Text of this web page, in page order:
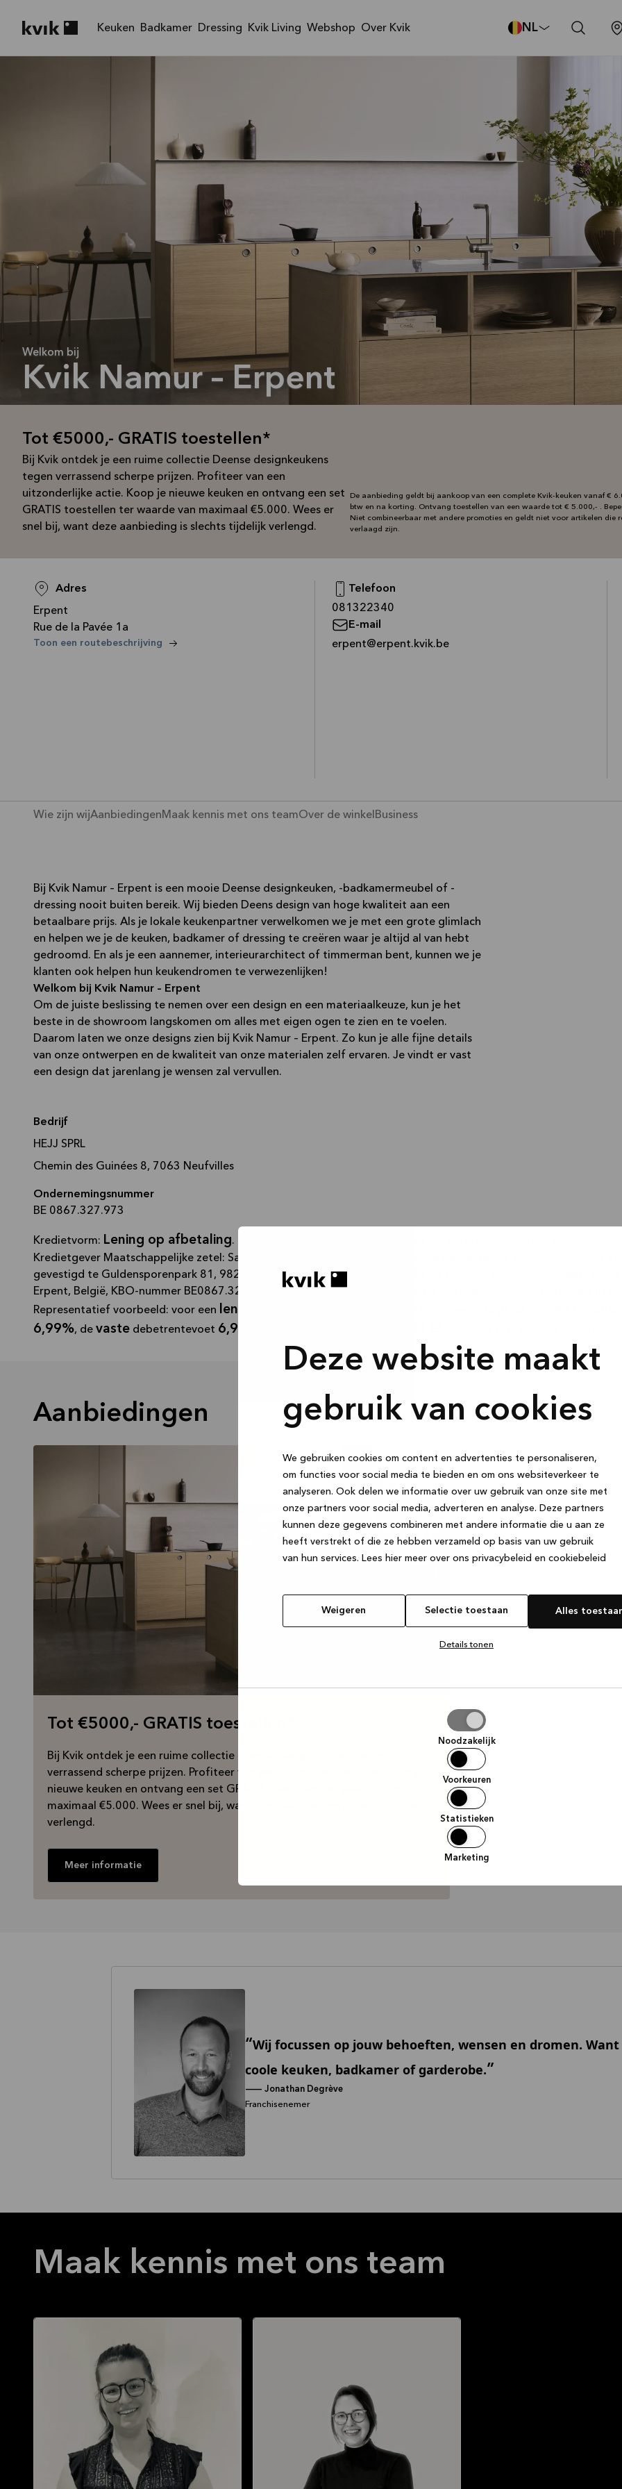
Deze website maakt
gebruik van cookies
We gebruiken cookies om content en advertenties te personaliseren,
om functies voor social media te bieden en om ons websiteverkeer te
analyseren. Ook delen we informatie over uw gebruik van onze site met
onze partners voor social media, adverteren en analyse. Deze partners
kunnen deze gegevens combineren met andere informatie die u aan ze
heeft verstrekt of die ze hebben verzameld op basis van uw gebruik
van hun services. Lees hier meer over ons privacybeleid en cookiebeleid
Weigeren Selectie toestaan Alles
Details tonen
Noodzakelijk
Voorkeuren
Statistieken
Marketing
Keuken Badkamer Dressing Kvik Living Webshop Over Kvik NL
Welkom bij
Kvik Namur – Erpent
Tot €5000,- GRATIS toestellen*
Bij Kvik ontdek je een ruime collectie Deense designkeukens
tegen verrassend scherpe prijzen. Profiteer van een
uitzonderlijke actie. Koop je nieuwe keuken en ontvang een set
GRATIS toestellen ter waarde van maximaal €5.000. Wees er
snel bij, want deze aanbieding is slechts tijdelijk verlengd.
De aanbieding geldt bij aankoop van een complete Kvik-keuken vanaf €
btw en na korting. Ontvang toestellen van een waarde tot € 5.000,- .
Niet combineerbaar met andere promoties en geldt niet voor artikelen die
verlaagd zijn.
Adres
Erpent
Rue de la Pavée 1a
Toon een routebeschrijving
Telefoon
081322340
E-mail
erpent@erpent.kvik.be
Wie zijn wijAanbiedingen Maak kennis met ons teamOver de winkel Business
Bij Kvik Namur – Erpent is een mooie Deense designkeuken, -badkamermeubel of -
dressing nooit buiten bereik. Wij bieden Deens design van hoge kwaliteit aan een
betaalbare prijs. Als je lokale keukenpartner verwelkomen we je met een grote glimlach
en helpen we je de keuken, badkamer of dressing te creëren waar je altijd al van hebt
gedroomd. En als je een aannemer, interieurarchitect of timmerman bent, kunnen we je
klanten ook helpen hun keukendromen te verwezenlijken!
Welkom bij Kvik Namur – Erpent
Om de juiste beslissing te nemen over een design en een materiaalkeuze, kun je het
beste in de showroom langskomen om alles met eigen ogen te zien en te voelen.
Daarom laten we onze designs zien bij Kvik Namur – Erpent. Zo kun je alle fijne details
van onze ontwerpen en de kwaliteit van onze materialen zelf ervaren. Je vindt er vast
een design dat jarenlang je wensen zal vervullen.
Bedrijf
HEJJ SPRL
Chemin des Guinées 8, 7063 Neufvilles
Ondernemingsnummer
BE 0867.327.973
Kredietvorm: Lening op afbetaling. Onder voorbehoud van aanvaarding van uw kredietaanvraag door
Kredietgever Maatschappelijke zetel: Santander Consumer Finance SA Avenida de Cantabria s/n 28660, Boadilla
gevestigd te Guldensporenpark 81, 9820 Merelbeke, KBO-nummer BE 0763.791.559. Kredietbemiddelaar (agent
Erpent, België, KBO-nummer BE0867.327.973. Toezichthoudende autoriteit, FOD Economie – Koning Albert II
Representatief voorbeeld: voor een lening op afbetaling
6,99%, de vaste debetrentevoet 6,99%
Aanbiedingen
Tot €5000,- GRATIS toestellen*
Bij Kvik ontdek je een ruime collectie Deense designkeukens tegen
verrassend scherpe prijzen. Profiteer van een uitzonderlijke actie. Koop je
nieuwe keuken en ontvang een set GRATIS toestellen ter waarde van
maximaal €5.000. Wees er snel bij, want deze aanbieding is slechts tijdelijk
verlengd.
Meer informatie
Wij focussen op jouw behoeften, wensen en dromen.
coole keuken, badkamer of garderobe.
-- Jonathan Degrève
Franchisenemer
Maak kennis met ons team